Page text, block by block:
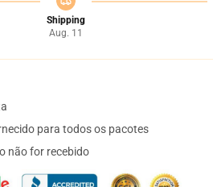
Shipping
Aug. 11
para todos os pacotes
não for recebido